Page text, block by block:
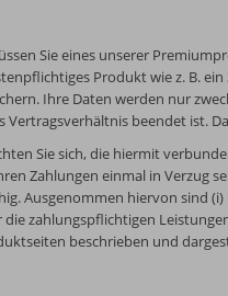
Sie eines unserer
Produkt wie z. B.
Ihre Daten werden nur
Vertragsverhältnis beendet ist.
Sie sich, die hiermit
Zahlungen einmal in Verzug
Ausgenommen hiervon sind
zahlungspflichtigen
beschrieben und